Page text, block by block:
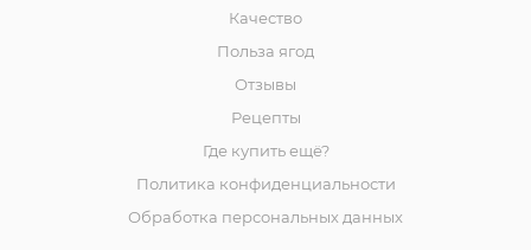
Качество
Польза ягод
Отзывы
Рецепты
Где купить ещё?
Политика конфиденциальности
Обработка персональных данных